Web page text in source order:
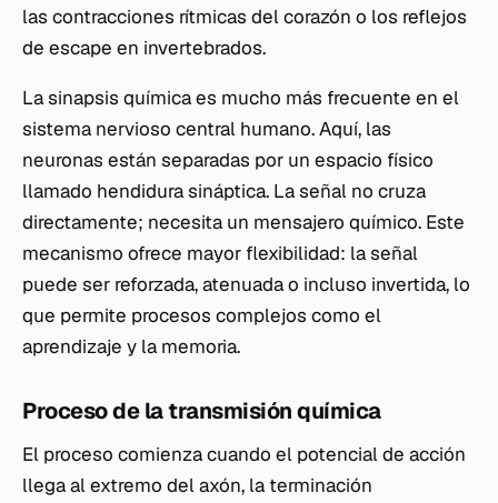
las contracciones rítmicas del corazón o los reflejos
de escape en invertebrados.
La sinapsis química es mucho más frecuente en el
sistema nervioso central humano. Aquí, las
neuronas están separadas por un espacio físico
llamado hendidura sináptica. La señal no cruza
directamente; necesita un mensajero químico. Este
mecanismo ofrece mayor flexibilidad: la señal
puede ser reforzada, atenuada o incluso invertida, lo
que permite procesos complejos como el
aprendizaje y la memoria.
Proceso de la transmisión química
El proceso comienza cuando el potencial de acción
llega al extremo del axón, la terminación